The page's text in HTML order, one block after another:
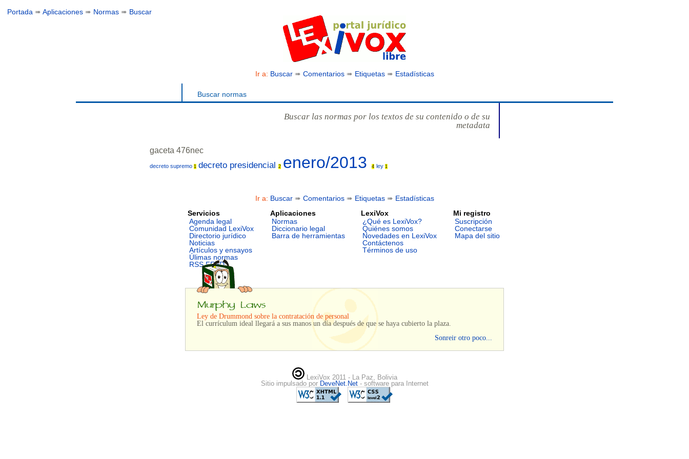
Portada ➠Aplicaciones ➠ Normas ➠ Buscar
Ir a: Buscar➠ Comentarios➠ Etiquetas➠ Estadísticas
Buscar normas
Buscar las normas por los textos de su contenido o de su
metadata
gaceta 476nec
decreto supremo 1 decreto presidencial 2 enero/2013 4 ley 1
Ir a: Buscar➠ Comentarios➠ Etiquetas➠ Estadísticas
Servicios
Agenda legal
Comunidad LexiVox
Directorio jurídico
Noticias
Artículos y ensayos
Úlimas normas
RSS FEED
Aplicaciones
Normas
Diccionario legal
Barra de herramientas
LexiVox
¿Qué es LexiVox?
Quiénes somos
Novedades en LexiVox
Contáctenos
Términos de uso
Mi registro
Suscripción
Conectarse
Mapa del sitio
Ley de Drummond sobre la contratación de personal
El currículum ideal llegará a sus manos un día después de que se haya cubierto la plaza.
Sonreir otro poco...
LexiVox 2011 - La Paz, Bolivia
Sitio impulsado por DeveNet.Net - software para Internet